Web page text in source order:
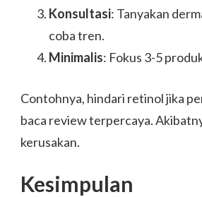
Konsultasi: Tanyakan
coba tren.
Minimalis: Fokus 3-5
Contohnya, hindari retinol jika
baca review terpercaya.
kerusakan.
Kesimpulan